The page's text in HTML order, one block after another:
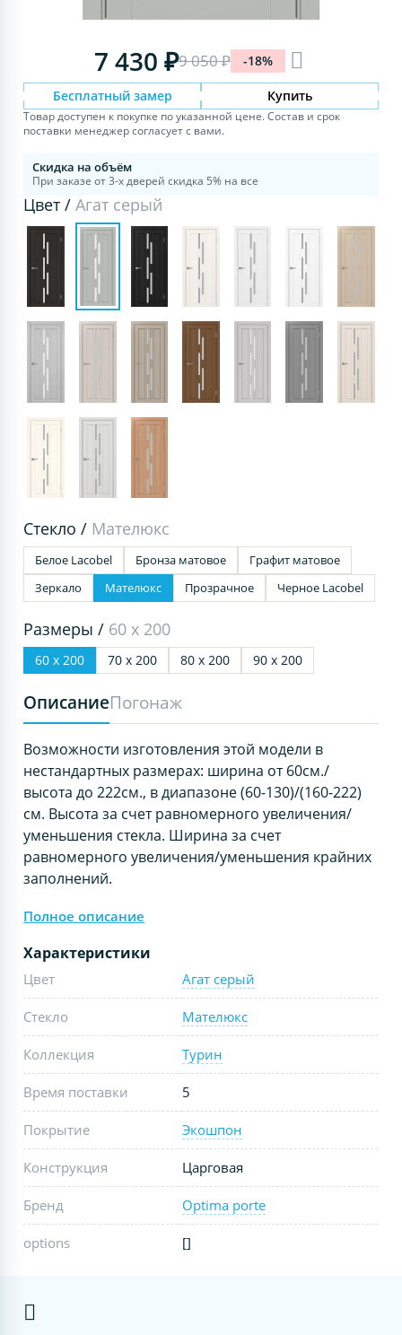
7 430 ₽9 050 ₽ -18%
Бесплатный замер Купить
Товар доступен к покупке по указанной цене. Состав и срок
поставки менеджер согласует с вами.
Скидка на объём
При заказе от 3-х дверей скидка 5% на все
Цвет /Агат серый
Стекло / Мателюкс
Белое Lacobel Бронза матовое
Графит матовое
Зеркало
Мателюкс Прозрачное Черное Lacobel
Размеры / 60 х 200
60 х 200 70 х 200 80 х 200 90 х 200
ОписаниеПогонаж
Возможности изготовления этой модели в
нестандартных размерах: ширина от 60см./
высота до 222см., в диапазоне (60-130)/(160-222)
см. Высота за счет равномерного увеличения/
уменьшения стекла. Ширина за счет
равномерного увеличения/уменьшения крайних
заполнений.
Полное описание
Характеристики
Цвет Агат серый
Стекло Мателюкс
Коллекция Турин
Время поставки 5
Покрытие Экошпон
Конструкция Царговая
Бренд Optima porte
options []